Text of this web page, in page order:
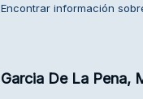
Encontrar información
Garcia De La Pena,